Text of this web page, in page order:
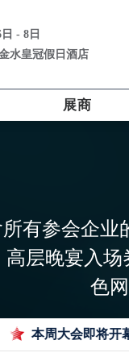
- 8日
水皇冠假日酒店
展商
所有参会企
层晚宴入
色
本周大会即将开幕